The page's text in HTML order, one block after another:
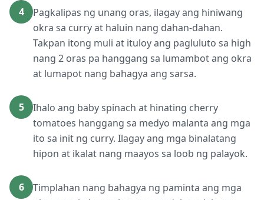
4
Pagkalipas ng unang oras, ilagay ang hiniwang
okra sa curry at haluin nang dahan-dahan.
Takpan itong muli at ituloy ang pagluluto sa high
nang 2 oras pa hanggang sa lumambot ang okra
at lumapot nang bahagya ang sarsa.
5
Ihalo ang baby spinach at hinating cherry
tomatoes hanggang sa medyo malanta ang mga
ito sa init ng curry. Ilagay ang mga binalatang
hipon at ikalat nang maayos sa loob ng palayok.
6
Timplahan nang bahagya ng paminta ang mga